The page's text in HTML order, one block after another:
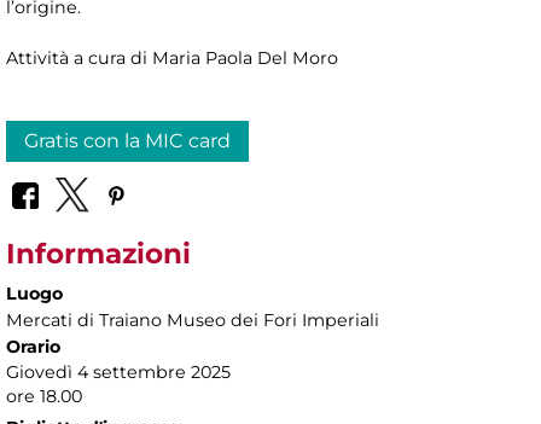
l’origine.
Attività a cura di Maria Paola Del Moro
Gratis con la MIC card
Informazioni
Luogo
Mercati di Traiano Museo dei Fori Imperiali
Orario
Giovedì 4 settembre 2025
ore 18.00